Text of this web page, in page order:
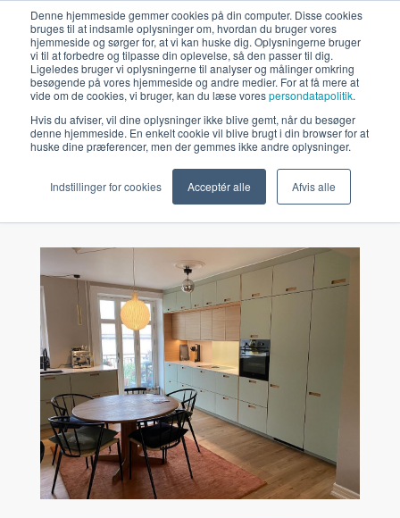
Denne hjemmeside gemmer cookies på din computer. Disse cookies
bruges til at indsamle oplysninger om, hvordan du bruger vores
hjemmeside og sørger for, at vi kan huske dig. Oplysningerne bruger
vi til at forbedre og tilpasse din oplevelse, så den passer til dig.
Ligeledes bruger vi oplysningerne til analyser og målinger omkring
besøgende på vores hjemmeside og andre medier. For at få mere at
vide om de cookies, vi bruger, kan du læse vorespersondatapolitik.
Hvis du afviser, vil dine oplysninger ikke blive gemt, når du besøger
denne hjemmeside. En enkelt cookie vil blive brugt i din browser for at
huske dine præferencer, men der gemmes ikke andre oplysninger.
Indstillinger for cookies Acceptér alle Afvis alle
FÅ PRIS
Dansk produceret Fremragende